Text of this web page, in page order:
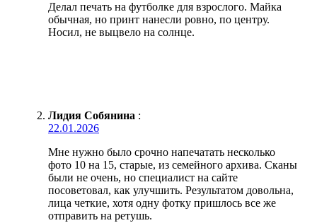
Делал печать на футболке для взрослого. Майка
обычная, но принт нанесли ровно, по центру.
Носил, не выцвело на солнце.
Лидия Собянина :
22.01.2026
Мне нужно было срочно напечатать несколько
фото 10 на 15, старые, из семейного архива. Сканы
были не очень, но специалист на сайте
посоветовал, как улучшить. Результатом довольна,
лица четкие, хотя одну фотку пришлось все же
отправить на ретушь.